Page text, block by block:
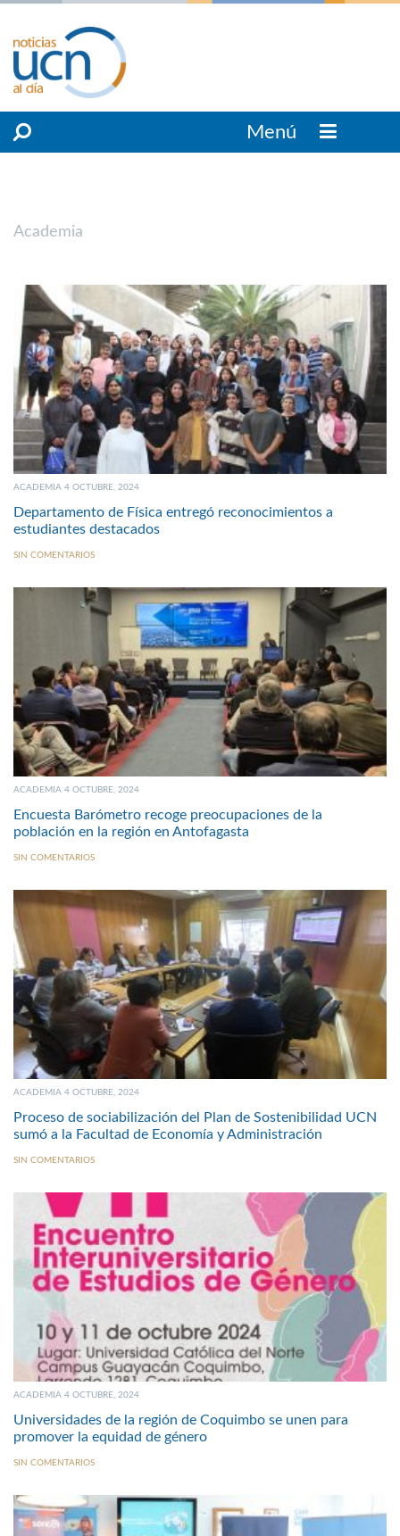
Menú
Academia
ACADEMIA 4 OCTUBRE, 2024
Departamento de Física entregó reconocimientos a
estudiantes destacados
SIN COMENTARIOS
ACADEMIA 4 OCTUBRE, 2024
Encuesta Barómetro recoge preocupaciones de la
población en la región en Antofagasta
SIN COMENTARIOS
ACADEMIA 4 OCTUBRE, 2024
Proceso de sociabilización del Plan de Sostenibilidad UCN
sumó a la Facultad de Economía y Administración
SIN COMENTARIOS
ACADEMIA 4 OCTUBRE, 2024
Universidades de la región de Coquimbo se unen para
promover la equidad de género
SIN COMENTARIOS